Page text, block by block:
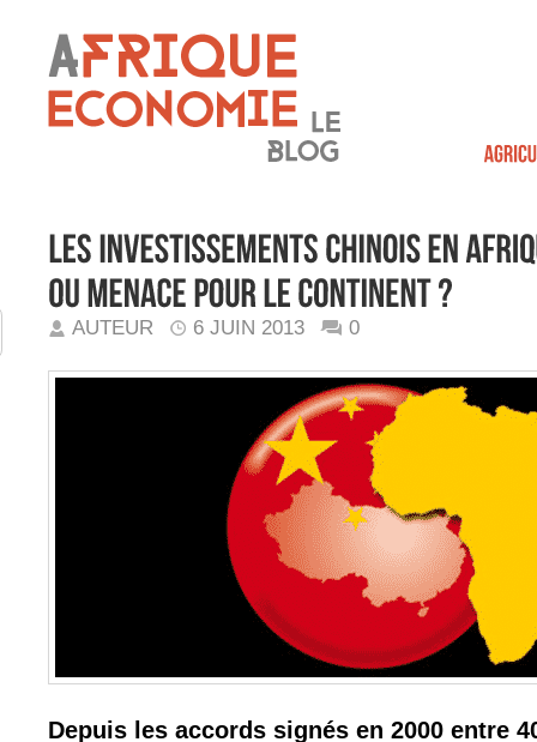
AUTEUR 6 JUIN 2013 0
Depuis les accords signés en 2000 entre